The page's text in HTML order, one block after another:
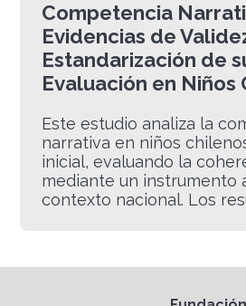
Competencia
Evidencias de
Estandarización de
Evaluación en Niños
Este estudio analiza la
narrativa en niños
inicial, evaluando la
mediante un instrumento
contexto nacional. Los